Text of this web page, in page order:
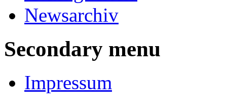
Newsarchiv
Secondary menu
Impressum